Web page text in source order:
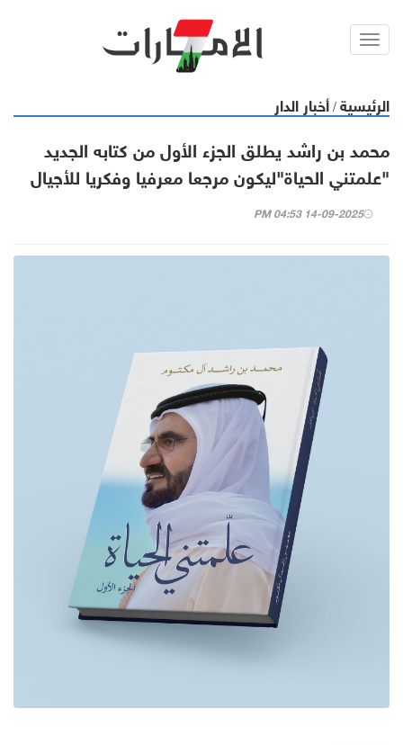
Toggl
الرئيسية / أخبار الدار
محمد بن راشد يطلق الجزء الأول من كتابه الجديد
"علمتني الحياة"ليكون مرجعا معرفيا وفكريا للأجيال
14-09-2025 04:53 PM